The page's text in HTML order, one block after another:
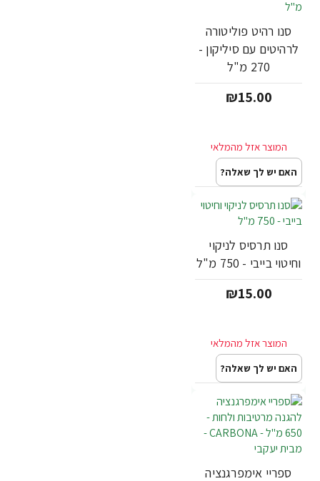
סנו רהיט פוליטורה
לרהיטים עם סיליקון -
270 מ"ל
₪15.00
האם יש לך שאלה?
סנו תרסיס לניקוי
וחיטוי בייבי - 750 מ"ל
₪15.00
האם יש לך שאלה?
ספריי אימפרגנציה